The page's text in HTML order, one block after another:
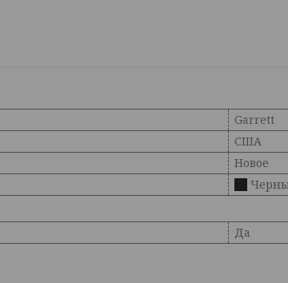
Garrett
США
Новое
Да